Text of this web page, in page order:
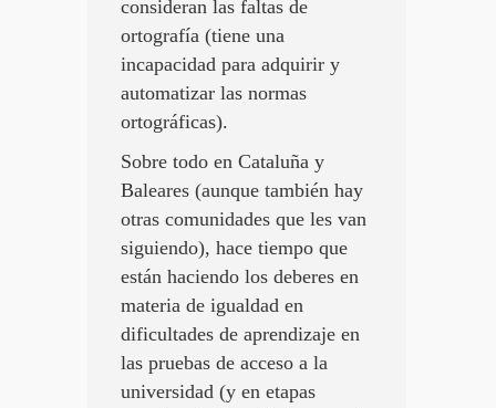
consideran las faltas de
ortografía (tiene una
incapacidad para adquirir y
automatizar las normas
ortográficas).
Sobre todo en Cataluña y
Baleares (aunque también hay
otras comunidades que les van
siguiendo), hace tiempo que
están haciendo los deberes en
materia de igualdad en
dificultades de aprendizaje en
las pruebas de acceso a la
universidad (y en etapas